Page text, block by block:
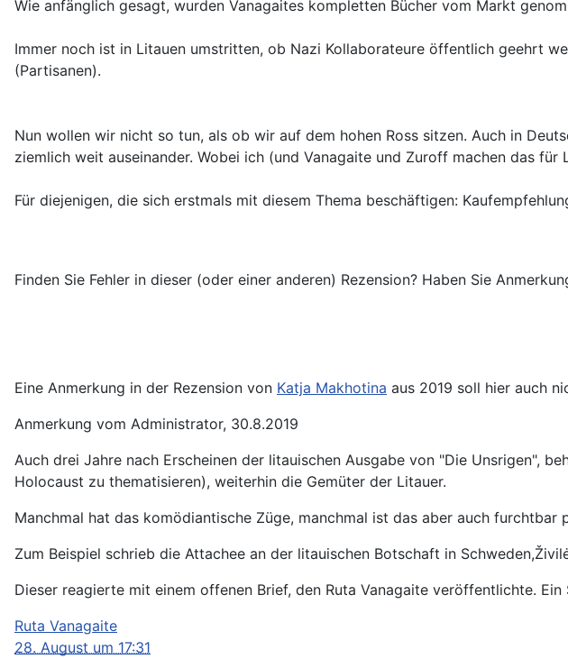
Wie anfänglich gesagt, wurden Vanagaites kompletten Bücher vom Markt
Immer noch ist in Litauen umstritten, ob Nazi Kollaborateure öffentlich geehrt
(Partisanen).
Nun wollen wir nicht so tun, als ob wir auf dem hohen Ross sitzen. Auch in
ziemlich weit auseinander. Wobei ich (und Vanagaite und Zuroff machen das
Für diejenigen, die sich erstmals mit diesem Thema beschäftigen:
Finden Sie Fehler in dieser (oder einer anderen) Rezension? Haben Sie
Eine Anmerkung in der Rezension von Katja Makhotina aus 2019 soll hier auch
Anmerkung vom Administrator, 30.8.2019
Auch drei Jahre nach Erscheinen der litauischen Ausgabe von "Die Unsrigen",
Holocaust zu thematisieren), weiterhin die Gemüter der Litauer.
Manchmal hat das komödiantische Züge, manchmal ist das aber auch furchtbar
Zum Beispiel schrieb die Attachee an der litauischen Botschaft in
Dieser reagierte mit einem offenen Brief, den Ruta Vanagaite veröffentlichte.
Ruta Vanagaite
28. August um 17:31